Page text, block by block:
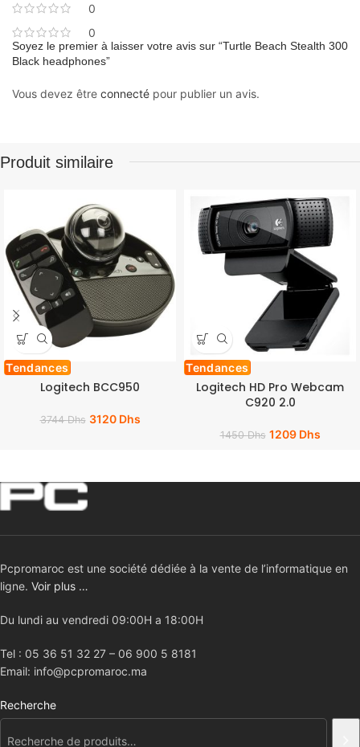
0
0
Soyez le premier à laisser votre avis sur “Turtle Beach Stealth 300
Black headphones”
Vous devez être connecté pour publier un avis.
Produit similaire
Tendances
Logitech BCC950
3744Dhs 3120 Dhs
Tendances
Logitech HD Pro Webcam
C920 2.0
1450Dhs 1209 Dhs
Pcpromaroc est une société dédiée à la vente de l’informatique en
ligne. Voir plus …
Du lundi au vendredi 09:00H a 18:00H
Tel : 05 36 51 32 27 – 06 900 5 8181
Email: info@pcpromaroc.ma
Recherche